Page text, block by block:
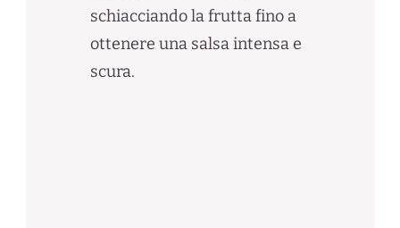
schiacciando la frutta fino a
ottenere una salsa intensa e
scura.